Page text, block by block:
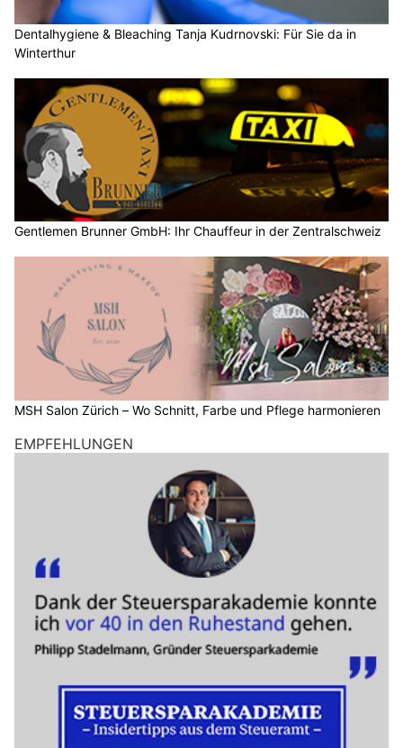
Dentalhygiene & Bleaching Tanja Kudrnovski: Für Sie da in
Winterthur
Gentlemen Brunner GmbH: Ihr Chauffeur in der Zentralschweiz
MSH Salon Zürich – Wo Schnitt, Farbe und Pflege harmonieren
EMPFEHLUNGEN